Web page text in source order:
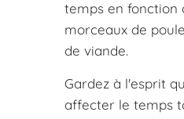
temps en fonction
morceaux de
de viande.
Gardez à l'esprit
affecter le temps